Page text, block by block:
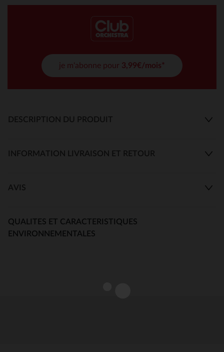
je m'abonne pour 3,99€/mois*
DESCRIPTION DU PRODUIT
INFORMATION LIVRAISON ET RETOUR
AVIS
QUALITES ET CARACTERISTIQUES
ENVIRONNEMENTALES